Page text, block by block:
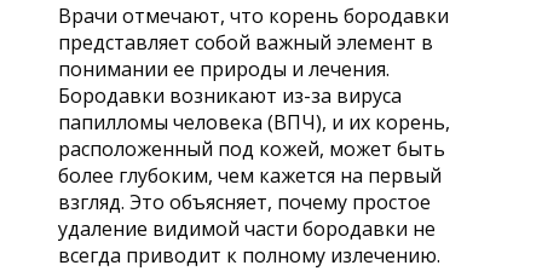
Врачи отмечают, что корень бородавки
представляет собой важный элемент в
понимании ее природы и лечения.
Бородавки возникают из-за вируса
папилломы человека (ВПЧ), и их корень,
расположенный под кожей, может быть
более глубоким, чем кажется на первый
взгляд. Это объясняет, почему простое
удаление видимой части бородавки не
всегда приводит к полному излечению.